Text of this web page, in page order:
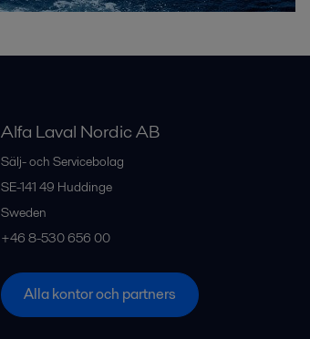
Alfa Laval Nordic AB
Sälj- och Servicebolag
SE-141 49 Huddinge
Sweden
+46 8-530 656 00
Alla kontor och partners